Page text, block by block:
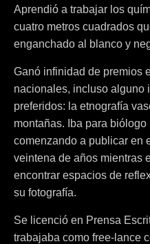
Aprendió a trabajar los
cuatro metros cuadrados
enganchado al blanco y
Ganó infinidad de premios
nacionales, incluso alguno
preferidos: la etnografía
montañas. Iba para
comenzando a publicar en
veintena de años mientras
encontrar espacios de
su fotografía.
Se licenció en Prensa
trabajaba como free-lance